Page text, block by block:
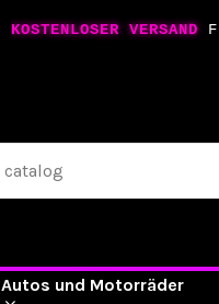
KOSTENLOSER VERSAND
Autos und Motorräder